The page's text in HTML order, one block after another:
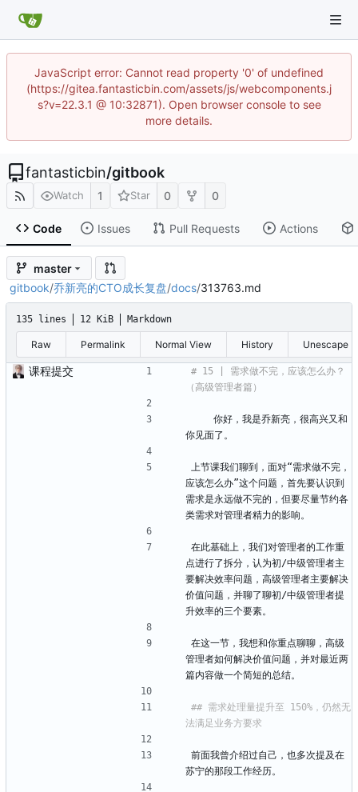
JavaScript error: Cannot read property '0' of undefined
(https://gitea.fantasticbin.com/assets/js/webcomponents.j
s?v=22.3.1 @ 10:32871). Open browser console to see
more details.
fantasticbin/gitbook
Watch 1 Star 0 0
Code Issues Pull Requests Actions
master
gitbook/乔新亮的CTO成长复盘/docs/313763.md
135 lines 12 KiB Markdown
Raw Permalink Normal View History Unescape
课程提交
# 15 | 需求做不完，应该怎么办？
你见面了。
上节课我们聊到，面对“需求做不完，
应该怎么办”这个问题，首先要认识到
需求是永远做不完的，但要尽量节约各
类需求对管理者精力的影响。
在此基础上，我们对管理者的工作重
点进行了拆分，认为初/中级管理者主
要解决效率问题，高级管理者主要解决
价值问题，并聊了聊初/中级管理者提
升效率的三个要素。
在这一节，我想和你重点聊聊，高级
管理者如何解决价值问题，并对最近两
篇内容做一个简短的总结。
## 需求处理量提升至 150%，仍然无
前面我曾介绍过自己，也多次提及在
苏宁的那段工作经历。